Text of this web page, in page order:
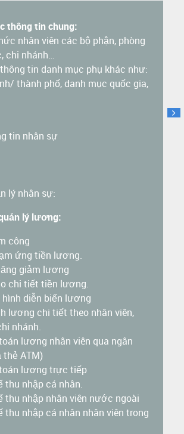
thông tin chung:
nhân viên các bộ phận, phòng
chi nhánh…
tin danh mục phụ khác như:
thành phố, danh mục quốc gia,
tin nhân sự
lý nhân sự:
lý lương:
công
ứng tiền lương.
giảm lương
chi tiết tiền lương.
hình diễn biến lương
lương chi tiết theo nhân viên,
nhánh.
lương nhân viên qua ngân
thẻ ATM)
lương trực tiếp
thu nhập cá nhân.
thu nhập nhân viên nước ngoài
thu nhập cá nhân nhân viên trong